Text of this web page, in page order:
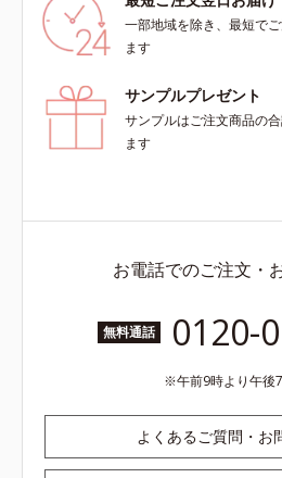
一部地域を除き、最短で
ます
サンプルプレゼント
サンプルはご注文商品の
ます
お電話でのご注文・
無料通話 0120-
午前9時より午後
よくあるご質問・お